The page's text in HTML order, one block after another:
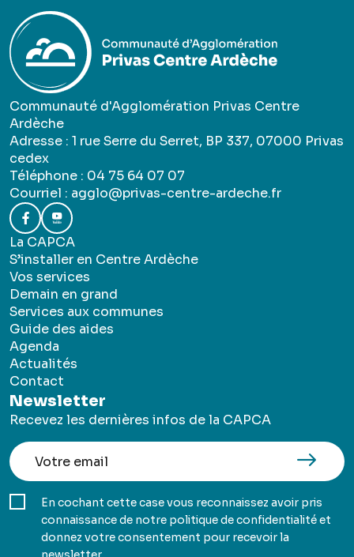
Communauté d'Agglomération Privas Centre
Ardèche
Adresse : 1 rue Serre du Serret, BP 337, 07000 Privas
cedex
Téléphone : 04 75 64 07 07
Courriel : agglo@privas-centre-ardeche.fr
La CAPCA
S’installer en Centre Ardèche
Vos services
Demain en grand
Services aux communes
Guide des aides
Agenda
Actualités
Contact
Newsletter
Recevez les dernières infos de la CAPCA
En cochant cette case vous reconnaissez avoir pris
connaissance de notre politique de confidentialité et
donnez votre consentement pour recevoir la